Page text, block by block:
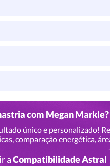
com Megan Markle?
único e personalizado!
comparação energética,
aCompatibilidade Astral